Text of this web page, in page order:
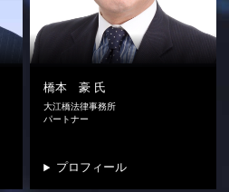
橋本 豪 氏
大江橋法律事務所
パートナー
プロフィール